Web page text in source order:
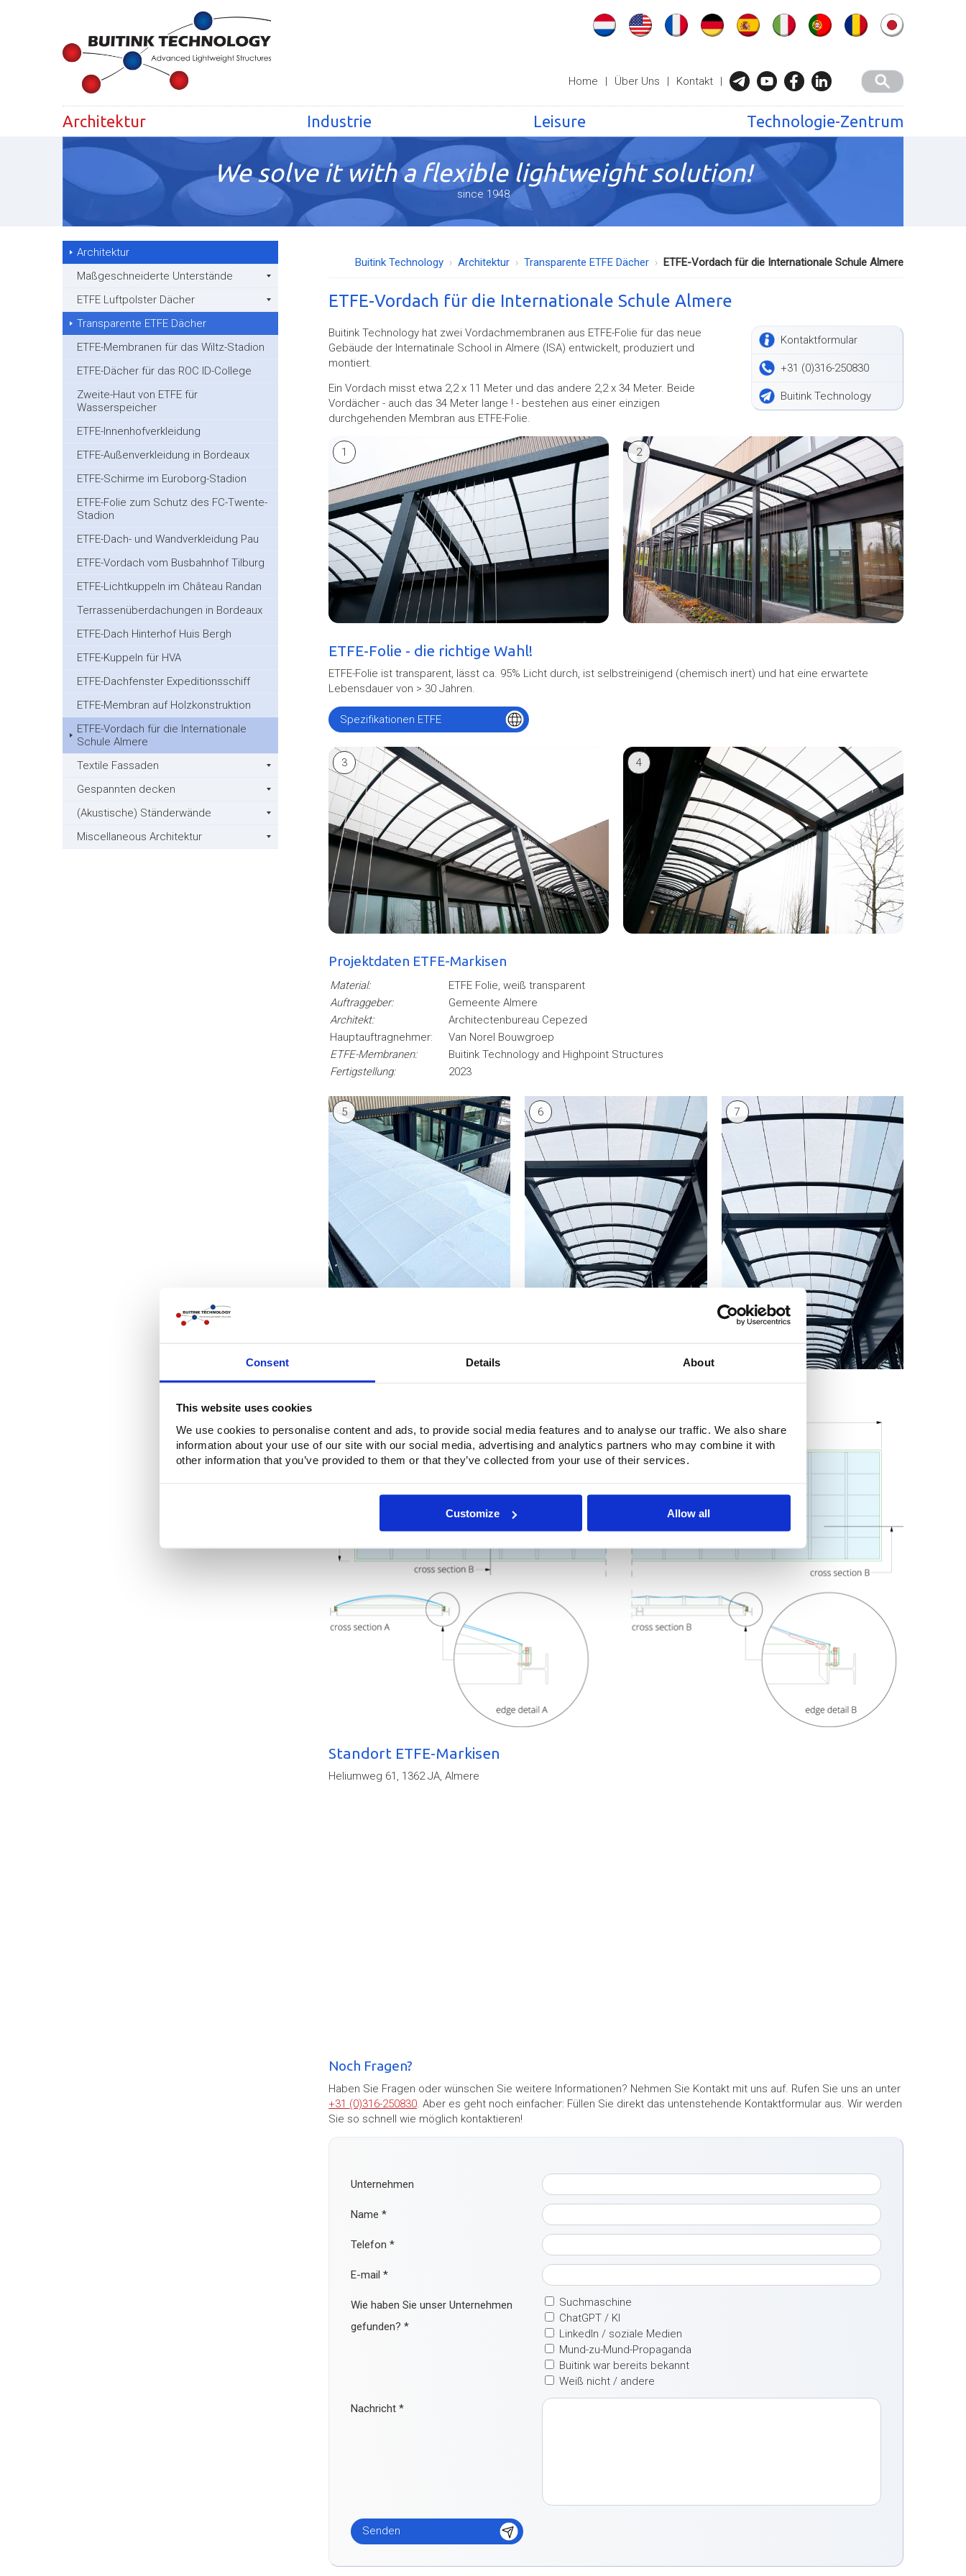
Consent Details About
This website uses cookies
We use cookies to personalise content and ads, to provide social media features and to analyse our traffic. We also share
information about your use of our site with our social media, advertising and analytics partners who may combine it with
other information that you’ve provided to them or that they’ve collected from your use of their services.
Customize Allow all
Home | Über Uns | Kontakt |
Architektur Industrie Leisure Technologie-Zentrum
We solve it with a flexible lightweight solution!
since 1948
Architektur
Maßgeschneiderte Unterstände
ETFE Luftpolster Dächer
Transparente ETFE Dächer
ETFE-Membranen für das Wiltz-Stadion
ETFE-Dächer für das ROC ID-College
Zweite-Haut von ETFE für
Wasserspeicher
ETFE-Innenhofverkleidung
ETFE-Außenverkleidung in Bordeaux
ETFE-Schirme im Euroborg-Stadion
ETFE-Folie zum Schutz des FC-Twente-
Stadion
ETFE-Dach- und Wandverkleidung Pau
ETFE-Vordach vom Busbahnhof Tilburg
ETFE-Lichtkuppeln im Château Randan
Terrassenüberdachungen in Bordeaux
ETFE-Dach Hinterhof Huis Bergh
ETFE-Kuppeln für HVA
ETFE-Dachfenster Expeditionsschiff
ETFE-Membran auf Holzkonstruktion
ETFE-Vordach für die Internationale
Schule Almere
Textile Fassaden
Gespannten decken
(Akustische) Ständerwände
Miscellaneous Architektur
Buitink Technology Architektur Transparente ETFE Dächer ETFE-Vordach für die Internationale Schule Almere
ETFE-Vordach für die Internationale Schule Almere
Kontaktformular
+31 (0)316-250830
Buitink Technology
Buitink Technology hat zwei Vordachmembranen aus ETFE-Folie für das neue
Gebäude der Internatinale School in Almere (ISA) entwickelt, produziert und
montiert.
Ein Vordach misst etwa 2,2 x 11 Meter und das andere 2,2 x 34 Meter. Beide
Vordächer - auch das 34 Meter lange ! - bestehen aus einer einzigen
durchgehenden Membran aus ETFE-Folie.
1 2
ETFE-Folie - die richtige Wahl!
ETFE-Folie ist transparent, lässt ca. 95% Licht durch, ist selbstreinigend (chemisch inert) und hat eine erwartete
Lebensdauer von > 30 Jahren.
Spezifikationen ETFE
3 4
Projektdaten ETFE-Markisen
Material:
ETFE Folie, weiß transparent
Auftraggeber:
Gemeente Almere
Architekt:
Architectenbureau Cepezed
Hauptauftragnehmer:
Van Norel Bouwgroep
ETFE-Membranen:
Buitink Technology and Highpoint Structures
Fertigstellung:
2023
5 6 7
8
Standort ETFE-Markisen
Heliumweg 61, 1362 JA, Almere
Noch Fragen?
Haben Sie Fragen oder wünschen Sie weitere Informationen? Nehmen Sie Kontakt mit uns auf. Rufen Sie uns an unter
+31 (0)316-250830 . Aber es geht noch einfacher: Füllen Sie direkt das untenstehende Kontaktformular aus. Wir werden
Sie so schnell wie möglich kontaktieren!
Unternehmen
Name *
Telefon *
E-mail *
Wie haben Sie unser Unternehmen
gefunden? *
Suchmaschine
ChatGPT / KI
LinkedIn / soziale Medien
Mund-zu-Mund-Propaganda
Buitink war bereits bekannt
Weiß nicht / andere
Nachricht *